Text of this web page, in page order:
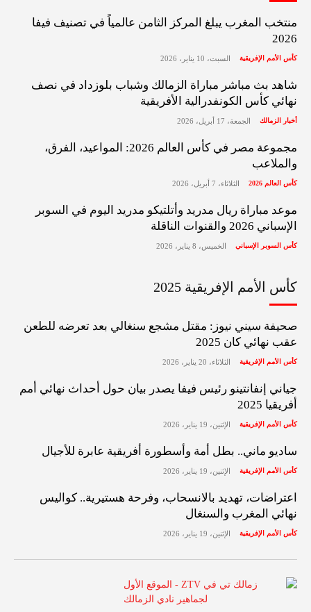
منتخب المغرب يبلغ المركز الثامن عالمياً في تصنيف فيفا
2026
كأس الأمم الإفريقية السبت، 10 يناير، 2026
شاهد بث مباشر مباراة الزمالك وشباب بلوزداد في نصف
نهائي كأس الكونفدرالية الأفريقية
أخبار الزمالك الجمعة، 17 أبريل، 2026
مجموعة مصر في كأس العالم 2026: المواعيد، الفرق،
والملاعب
كأس العالم 2026 الثلاثاء، 7 أبريل، 2026
موعد مباراة ريال مدريد وأتلتيكو مدريد اليوم في السوبر
الإسباني 2026 والقنوات الناقلة
كأس السوبر الإسباني الخميس، 8 يناير، 2026
كأس الأمم الإفريقية 2025
صحيفة سيني نيوز: مقتل مشجع سنغالي بعد تعرضه للطعن
عقب نهائي كان 2025
كأس الأمم الإفريقية الثلاثاء، 20 يناير، 2026
جياني إنفانتينو رئيس فيفا يصدر بيان حول أحداث نهائي أمم
أفريقيا 2025
كأس الأمم الإفريقية الإثنين، 19 يناير، 2026
ساديو ماني.. بطل أمة وأسطورة أفريقية عابرة للأجيال
كأس الأمم الإفريقية الإثنين، 19 يناير، 2026
اعتراضات، تهديد بالانسحاب، وفرحة هستيرية.. كواليس
نهائي المغرب والسنغال
كأس الأمم الإفريقية الإثنين، 19 يناير، 2026